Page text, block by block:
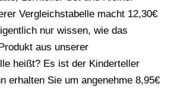
Vergleichstabelle macht 12,30€
nur wissen, wie das
aus unserer
heißt? Es ist der Kinderteller
erhalten Sie um angenehme 8,95€